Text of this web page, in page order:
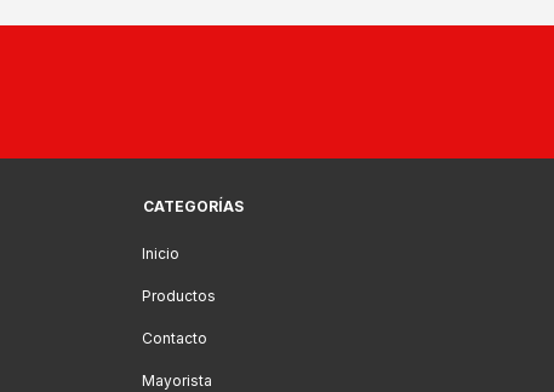
CATEGORÍAS
Inicio
Productos
Contacto
Mayorista